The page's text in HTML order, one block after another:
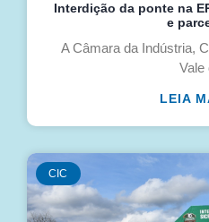
Interdição da ponte na
e
A Câmara da Indústria,
Vale
LEIA
CIC